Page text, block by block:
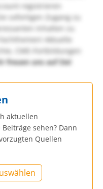
registrieren
sofortigen Zugang zu
Inhalten zu
Aktuelle
CME-Fortbildungen
freuen uns auf Sie!
aktuellen
sehen? Dann
Quellen